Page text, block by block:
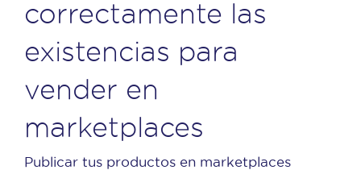
correctamente las
existencias para
vender en
marketplaces
Publicar tus productos en marketplaces